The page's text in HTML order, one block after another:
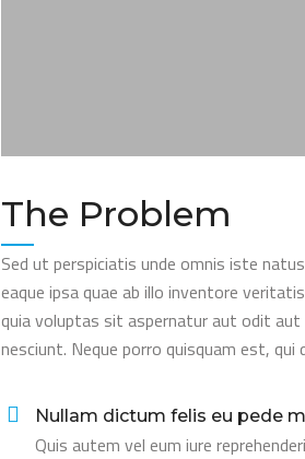
The Problem
Sed ut perspiciatis unde omnis iste
eaque ipsa quae ab illo inventore
quia voluptas sit aspernatur aut odit
nesciunt. Neque porro quisquam est,
Nullam dictum felis eu pede
Quis autem vel eum iure